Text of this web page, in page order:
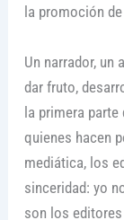
la promoción
Un narrador,
dar fruto,
la primera
quienes hacen
mediática, los
sinceridad: yo
son los